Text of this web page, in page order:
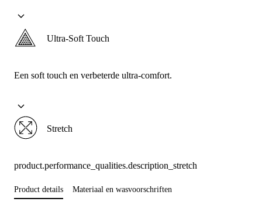
Ultra-Soft Touch
Een soft touch en verbeterde ultra-comfort.
Stretch
product.performance_qualities.description_stretch
Product details Materiaal en wasvoorschriften